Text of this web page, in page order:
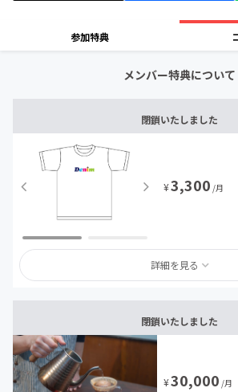
参加特典
メンバー特典について
閉鎖いたしました
¥3,300 /月
詳細を見る
閉鎖いたしました
¥30,000 /月